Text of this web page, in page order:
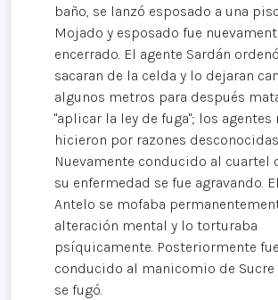
baño, se lanzó esposado a una
Mojado y esposado fue
encerrado. El agente Sardán
sacaran de la celda y lo dejaran
algunos metros para después
"aplicar la ley de fuga"; los agentes
hicieron por razones
Nuevamente conducido al cuartel
su enfermedad se fue agravando.
Antelo se mofaba
alteración mental y lo torturaba
psíquicamente. Posteriormente fue
conducido al manicomio de Sucre
se fugó.